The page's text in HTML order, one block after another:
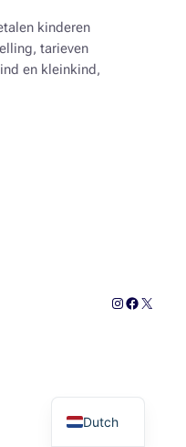
kinderen
tarieven
en kleinkind,
Instagram
X
Dutch